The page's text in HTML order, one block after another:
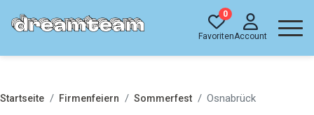
0
FavoritenAccount
Startseite Firmenfeiern Sommerfest Osnabrück